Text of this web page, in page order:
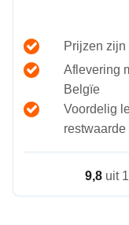
Prijzen
Aflevering
Belgïe
Voordelig
restwaarde
9,8 uit